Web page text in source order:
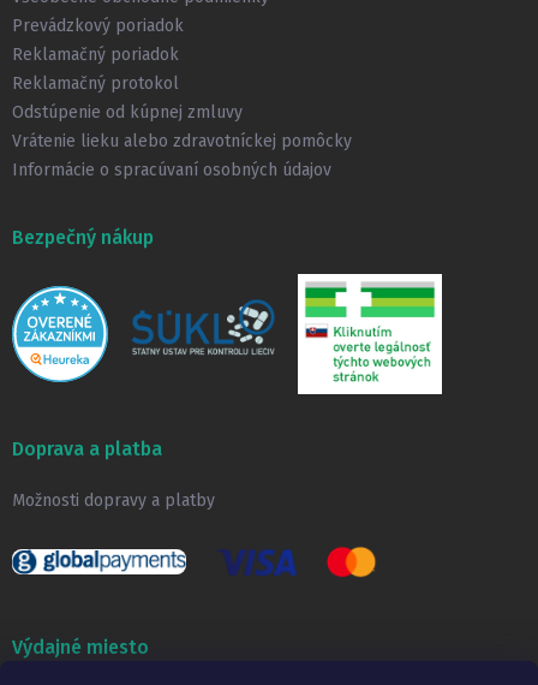
Prevádzkový poriadok
Reklamačný poriadok
Reklamačný protokol
Odstúpenie od kúpnej zmluvy
Vrátenie lieku alebo zdravotníckej pomôcky
Informácie o spracúvaní osobných údajov
Bezpečný nákup
Doprava a platba
Možnosti dopravy a platby
Výdajné miesto